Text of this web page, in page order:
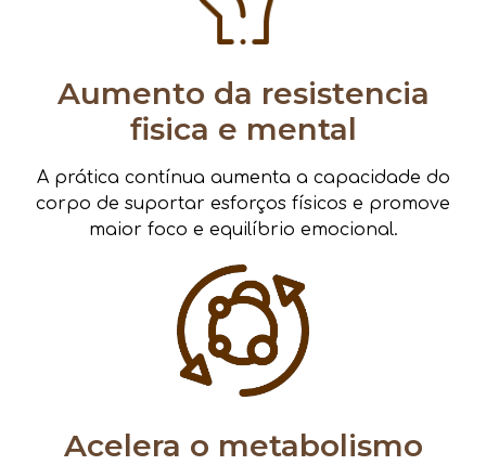
Aumento da resistencia
fisica e mental
A prática contínua aumenta a capacidade do
corpo de suportar esforços físicos e promove
maior foco e equilíbrio emocional.
Acelera o metabolismo